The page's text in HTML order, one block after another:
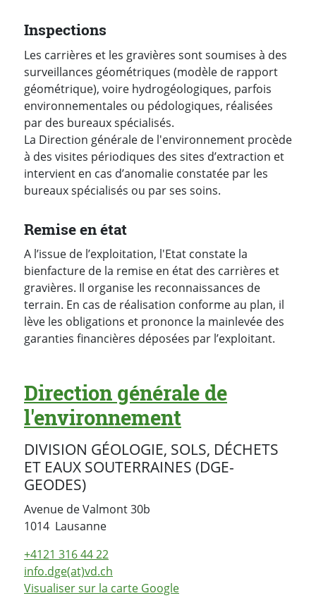
Inspections
Les carrières et les gravières sont soumises à des
surveillances géométriques (modèle de rapport
géométrique), voire hydrogéologiques, parfois
environnementales ou pédologiques, réalisées
par des bureaux spécialisés.
La Direction générale de l'environnement procède
à des visites périodiques des sites d’extraction et
intervient en cas d’anomalie constatée par les
bureaux spécialisés ou par ses soins.
Remise en état
A l’issue de l’exploitation, l'Etat constate la
bienfacture de la remise en état des carrières et
gravières. Il organise les reconnaissances de
terrain. En cas de réalisation conforme au plan, il
lève les obligations et prononce la mainlevée des
garanties financières déposées par l’exploitant.
Direction générale de
l'environnement
DIVISION GÉOLOGIE, SOLS, DÉCHETS
ET EAUX SOUTERRAINES (DGE-
GEODES)
Avenue de Valmont 30b
1014 LausanneSuisse
+4121 316 44 22
info.dge(at)vd.ch
Visualiser sur la carte Google